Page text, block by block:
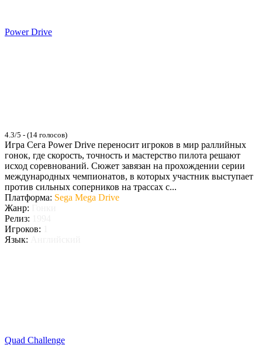
Power Drive
4.3/5 - (14 голосов)
Игра Сега Power Drive переносит игроков в мир раллийных
гонок, где скорость, точность и мастерство пилота решают
исход соревнований. Сюжет завязан на прохождении серии
международных чемпионатов, в которых участник выступает
против сильных соперников на трассах с...
Платформа: Sega Mega Drive
Жанр:
Релиз:
Игроков:
Язык:
Quad Challenge